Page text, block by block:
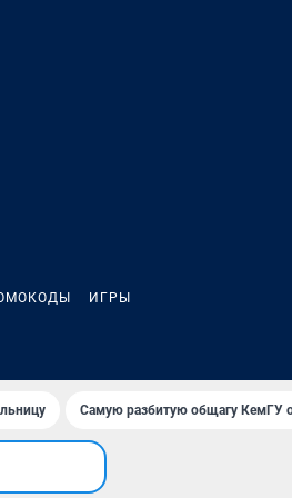
ИГРЫ
Самую разбитую общагу КемГУ